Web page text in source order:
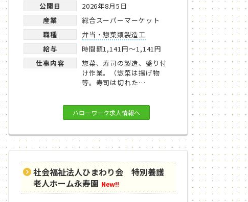
公開日
2026年8月5日
産業
総合スーパーマーケット
職種
弁当・惣菜類製造工
給与
時間額1,141円～1,141円
仕事内容
惣菜、寿司の製造、盛り付
け作業。（惣菜は揚げ物
等。寿司は切れた…
ハローワーク求人情報へ
社会福祉法人ひまわり会 特別養護
老人ホーム永寿園 New!!